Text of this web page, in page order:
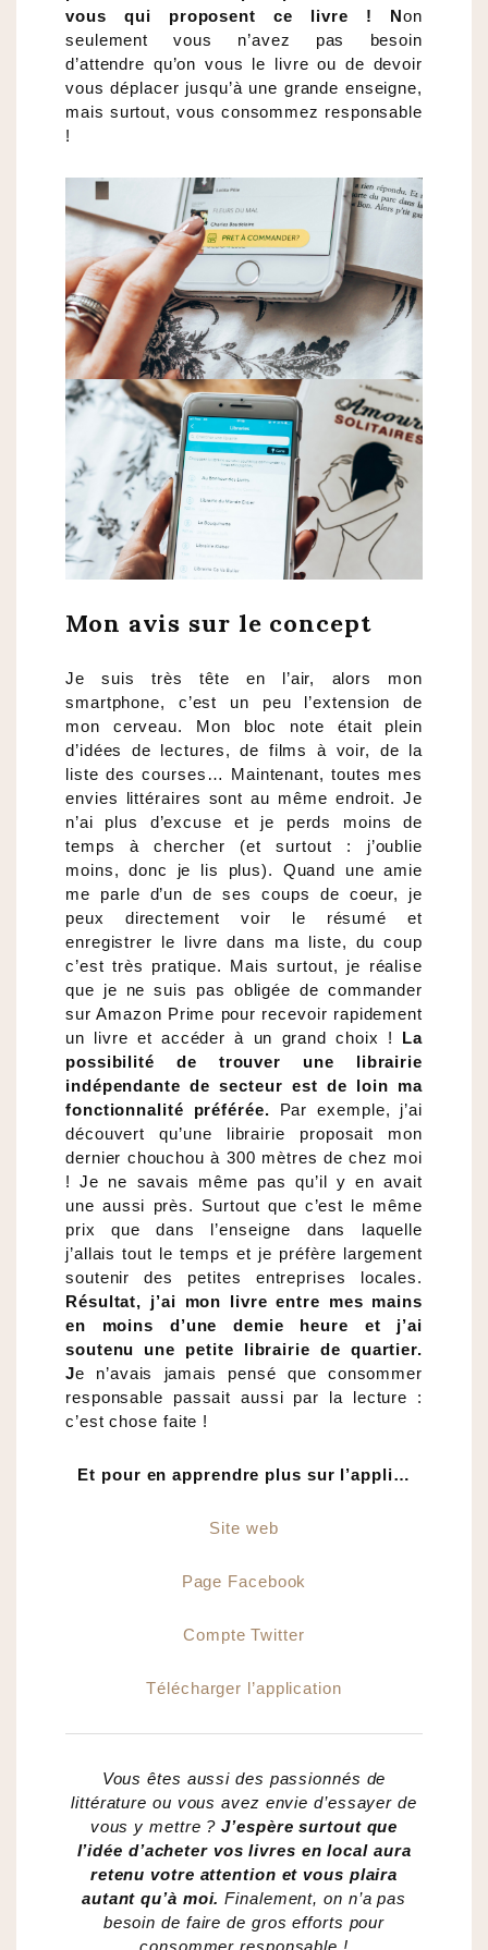
vous qui proposent ce livre ! Non
seulement vous n’avez pas besoin
d’attendre qu’on vous le livre ou de devoir
vous déplacer jusqu’à une grande enseigne,
mais surtout, vous consommez responsable
!
Mon avis sur le concept
Je suis très tête en l’air, alors mon
smartphone, c’est un peu l’extension de
mon cerveau. Mon bloc note était plein
d’idées de lectures, de films à voir, de la
liste des courses… Maintenant, toutes mes
envies littéraires sont au même endroit. Je
n’ai plus d’excuse et je perds moins de
temps à chercher (et surtout : j’oublie
moins, donc je lis plus). Quand une amie
me parle d’un de ses coups de coeur, je
peux directement voir le résumé et
enregistrer le livre dans ma liste, du coup
c’est très pratique. Mais surtout, je réalise
que je ne suis pas obligée de commander
sur Amazon Prime pour recevoir rapidement
un livre et accéder à un grand choix ! La
possibilité de trouver une librairie
indépendante de secteur est de loin ma
fonctionnalité préférée. Par exemple, j’ai
découvert qu’une librairie proposait mon
dernier chouchou à 300 mètres de chez moi
! Je ne savais même pas qu’il y en avait
une aussi près. Surtout que c’est le même
prix que dans l’enseigne dans laquelle
j’allais tout le temps et je préfère largement
soutenir des petites entreprises locales.
Résultat, j’ai mon livre entre mes mains
en moins d’une demie heure et j’ai
soutenu une petite librairie de quartier.
Je n’avais jamais pensé que consommer
responsable passait aussi par la lecture :
c’est chose faite !
Et pour en apprendre plus sur l’appli…
Site web
Page Facebook
Compte Twitter
Télécharger l’application
Vous êtes aussi des passionnés de
littérature ou vous avez envie d’essayer de
vous y mettre ?J’espère surtout que
l’idée d’acheter vos livres en local aura
retenu votre attention et vous plaira
autant qu’à moi.Finalement, on n’a pas
besoin de faire de gros efforts pour
consommer responsable !